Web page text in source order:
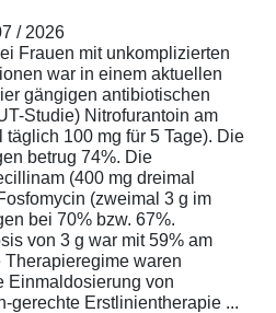
/ 2026
Frauen mit unkomplizierten
war in einem aktuellen
gängigen antibiotischen
Studie) Nitrofurantoin am
täglich 100 mg für 5 Tage). Die
betrug 74%. Die
(400 mg dreimal
(zweimal 3 g im
bei 70% bzw. 67%.
von 3 g war mit 59% am
waren
Einmaldosierung von
gerechte Erstlinientherapie ...